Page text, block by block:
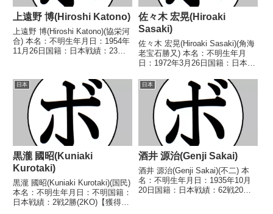
上遠野 博(Hiroshi Katono)
上遠野 博(Hiroshi Katono)(協栄河
合) 本名：不明生年月日：1954年
11月26日国籍：日本戦績：23戦
戦ウェルター級優勝 【戦歴】
1972/03/...
佐々木 宏晃(Hiroaki
Sasaki)
佐々木 宏晃(Hiroaki Sasaki)(角海
老宝石勝又) 本名：不明生年月
日：1972年3月26日国籍：日本戦
トル】なし 【戦歴】
1994/11/13 ○2RKO 伊村 央(ラ
ンド)■1995年...
日本
黒瀧 國昭(Kuniaki
Kurotaki)
黒瀧 國昭(Kuniaki Kurotaki)(国民)
本名：不明生年月日：不明国籍：
日本戦績：2戦2勝(2KO)【獲得タ
日本
酒井 源治(Genji Sakai)
酒井 源治(Genji Sakai)(不二) 本
名：不明生年月日：1935年10月
20日国籍：日本戦績：62戦20勝